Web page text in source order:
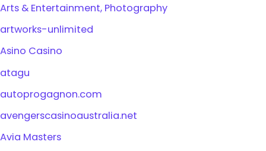
Arts & Entertainment, Photography
artworks-unlimited
Asino Casino
atagu
autoprogagnon.com
avengerscasinoaustralia.net
Avia Masters